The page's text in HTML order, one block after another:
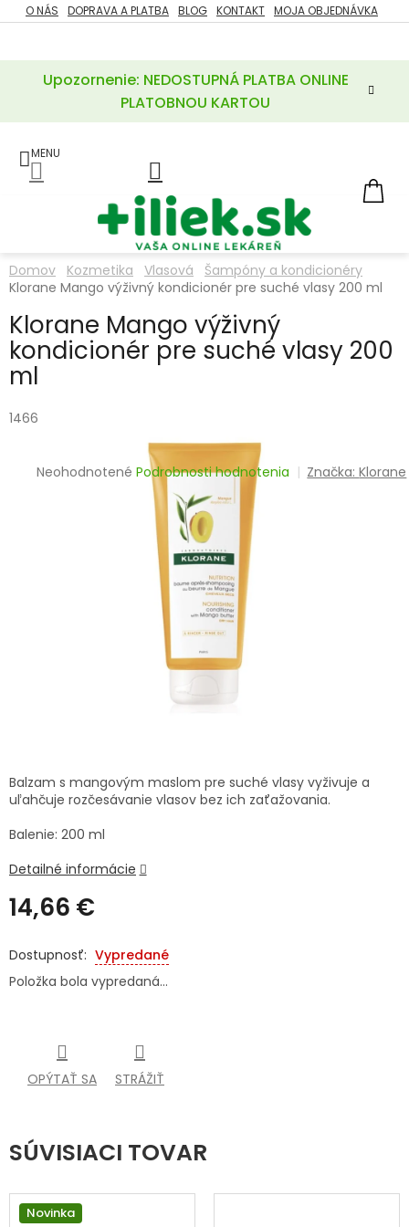
Prejsť
na
Upozornenie: NEDOSTUPNÁ PLATBA ONLINE
PLATOBNOU KARTOU
O NÁS DOPRAVA A PLATBA BLOG KONTAKT MOJA OBJEDNÁVKA
ZĽAVY
POTREBY
A
LIEKY
VITAMÍNY
MINERÁLY
KOZMETIKA
TRÁVENIE
EROTIKA
VETERINA
Domov Kozmetika Vlasová
Šampóny a kondicionéry
Klorane Mango výživný kondicionér pre suché vlasy 200 ml
Klorane Mango výživný
kondicionér pre suché vlasy 200
ml
1466
Priemerné
Neohodnotené Podrobnosti hodnotenia Značka:Klorane
14,66 €
cena:
Vypredané
Položka bola vypredaná…
Balzam s mangovým maslom pre suché vlasy vyživuje a
uľahčuje rozčesávanie vlasov bez ich zaťažovania.
Balenie: 200 ml
Detailné informácie
OPÝTAŤ SA STRÁŽIŤ
SÚVISIACI TOVAR
Novinka